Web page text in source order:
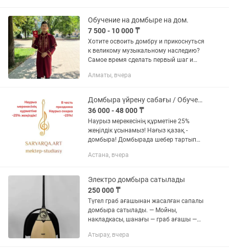
Обучение на домбыре на дом.
7 500 - 10 000 ₸
Хотите освоить домбру и прикоснуться
к великому музыкальному наследию?
Самое время сделать первый шаг и
на индивидуальные занятия, где я
Алматы, вчера
Домбыра үйрену сабағы / Обучение игре на домбре
36 000 - 48 000 ₸
Наурыз мерекесінің құрметіне 25%
жеңілдік ұсынамыз! Нағыз қазақ -
домбыра! Домбырада шебер тартып
жыл. Соңында 20-25 күйді кәсіпқой
Астана, вчера
Электро домбыра сатылады
250 000 ₸
Түгел граб ағашынан жасалған сапалы
домбыра сатылады. — Мойны,
накладкасы, шанағы — граб ағашы —
күшейткіші (эквалайзер) орнатылған —
Атырау, вчера